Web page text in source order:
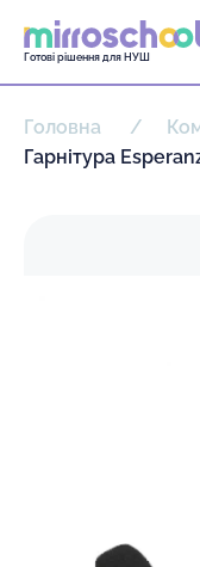
Готові рішення для НУШ
Головна
Гарнітура